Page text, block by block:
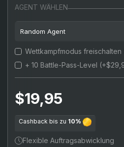
3 Unranked-Spiele
10 Unranked-Spiele
AGENT WÄHLEN
Random Agent
Random agent
Sova
Wettkampfmodus freischalten
+ 10 Battle-Pass-Level
$19,95
Cashback bis zu 10%
Flexible Auftragsabwicklung